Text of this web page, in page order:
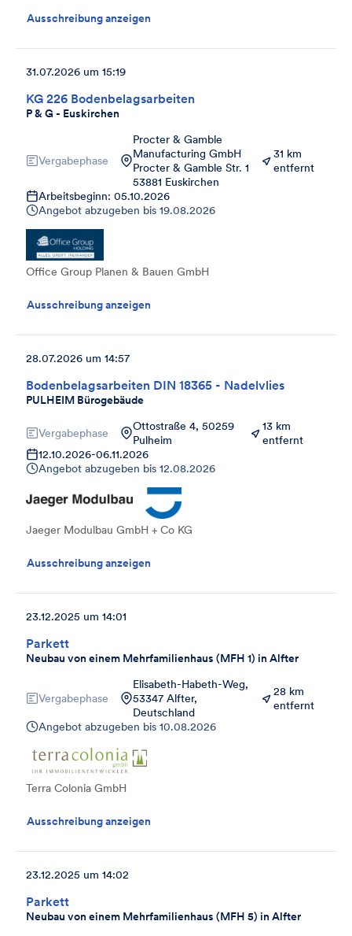
Ausschreibung anzeigen
KG 226 Bodenbelagsarbeiten
P & G - Euskirchen
31.07.2026 um 15:19
Vergabephase
Procter & Gamble
Manufacturing GmbH
Procter & Gamble Str. 1
53881 Euskirchen
31 km
entfernt
Arbeitsbeginn: 05.10.2026
Angebot abzugeben bis 19.08.2026
Office Group Planen & Bauen GmbH
Ausschreibung anzeigen
Bodenbelagsarbeiten DIN 18365 - Nadelvlies
PULHEIM Bürogebäude
28.07.2026 um 14:57
Vergabephase
Ottostraße 4, 50259
Pulheim
13 km
entfernt
12.10.2026-06.11.2026
Angebot abzugeben bis 12.08.2026
Jaeger Modulbau GmbH + Co KG
Ausschreibung anzeigen
Parkett
Neubau von einem Mehrfamilienhaus (MFH 1) in Alfter
23.12.2025 um 14:01
Vergabephase
Elisabeth-Habeth-Weg,
53347 Alfter,
Deutschland
28 km
entfernt
Angebot abzugeben bis 10.08.2026
Terra Colonia GmbH
Ausschreibung anzeigen
Parkett
Neubau von einem Mehrfamilienhaus (MFH 5) in Alfter
23.12.2025 um 14:02